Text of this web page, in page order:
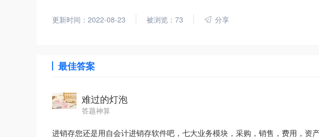
更新时间：2022-08-23 被浏览：73 分享
最佳答案
难过的灯泡
答题神算
进销存您还是用自会计进销存软件吧，七大业务模块，采购，销售，费用，资